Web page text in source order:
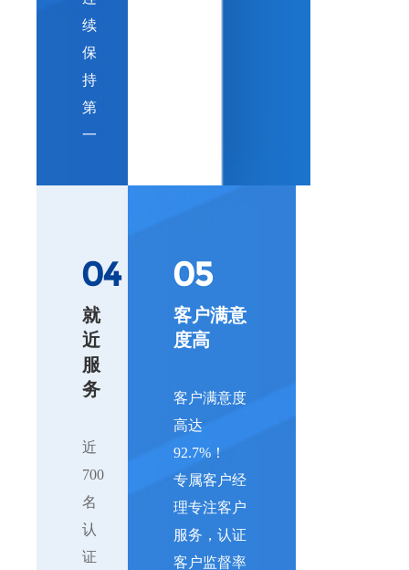
续
保
持
第
一
04
就
近
服
务
近
700
名
认
证
05
客户满意
度高
客户满意度
高达
92.7%！
专属客户经
理专注客户
服务，认证
客户监督率